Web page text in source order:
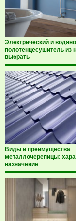
Электрический и
полотенцесушитель из
выбрать
Виды и преимущества
металлочерепицы:
назначение